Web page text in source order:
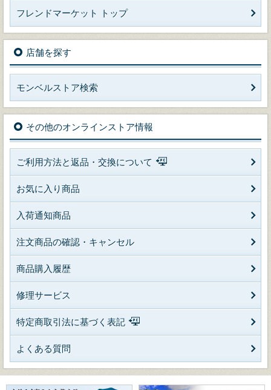
フレンドマーケット トップ
店舗を探す
モンベルストア検索
その他のオンラインストア情報
ご利用方法と返品・交換について
お気に入り商品
入荷通知商品
注文商品の確認・キャンセル
商品購入履歴
修理サービス
特定商取引法に基づく表記
よくある質問